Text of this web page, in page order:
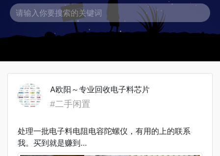
A欧阳～专业回收电子料芯片
#二手闲置
处理一批电子料电阻电容陀螺仪，有用的上的联系
我。买到就是赚到…